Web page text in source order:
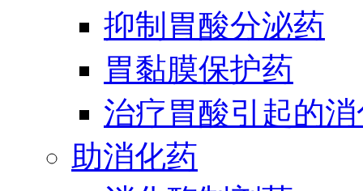
抑制胃酸分泌药
胃黏膜保护药
治疗胃酸引起的
助消化药